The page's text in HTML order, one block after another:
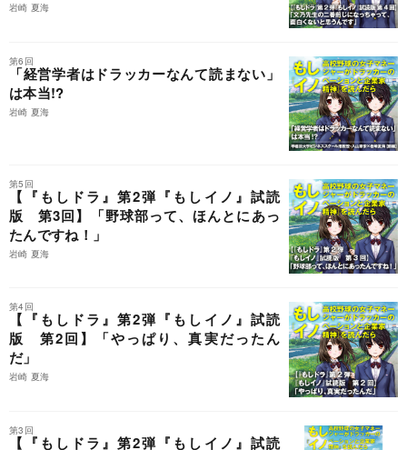
岩崎 夏海
第6回
「経営学者はドラッカーなんて読まない」
は本当!?
岩崎 夏海
第5回
【『もしドラ』第2弾『もしイノ』試読
版 第3回】「野球部って、ほんとにあっ
たんですね！」
岩崎 夏海
第4回
【『もしドラ』第2弾『もしイノ』試読
版 第2回】「やっぱり、真実だったん
だ」
岩崎 夏海
第3回
【『もしドラ』第2弾『もしイノ』試読